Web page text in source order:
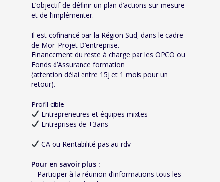
L’objectif de définir un plan d’actions sur mesure
et de l’implémenter.
Il est cofinancé par la Région Sud, dans le cadre
de Mon Projet D’entreprise.
Financement du reste à charge par les OPCO ou
Fonds d’Assurance formation
(attention délai entre 15j et 1 mois pour un
retour).
Profil cible
Entrepreneures et équipes mixtes
Entreprises de +3ans
CA ou Rentabilité pas au rdv
Pour en savoir plus :
– Participer à la réunion d’informations tous les